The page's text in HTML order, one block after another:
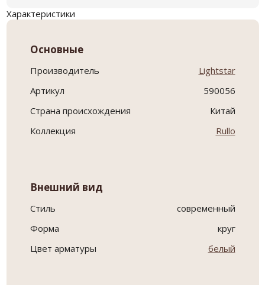
Характеристики
Основные
Производитель
Lightstar
Артикул
590056
Страна происхождения
Китай
Коллекция
Rullo
Внешний вид
Стиль
современный
Форма
круг
Цвет арматуры
белый